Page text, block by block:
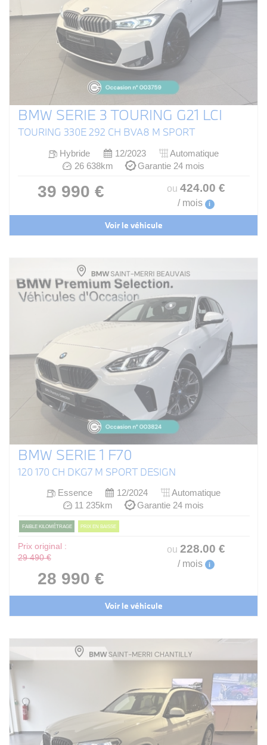
BMW SERIE 3 TOURING G21 LCI
TOURING 330E 292 CH BVA8 M SPORT
Hybride 12/2023
Automatique
26 638km
Garantie 24 mois
39 990 € ou 424.00 €
/ mois i
Voir le véhicule
BMW SERIE 1 F70
120 170 CH DKG7 M SPORT DESIGN
Essence 12/2024
Automatique
11 235km
Garantie 24 mois
FAIBLE KILOMÉTRAGE PRIX EN BAISSE
Prix original :
29 490 €
28 990 €
ou 228.00 €
/ mois i
Voir le véhicule